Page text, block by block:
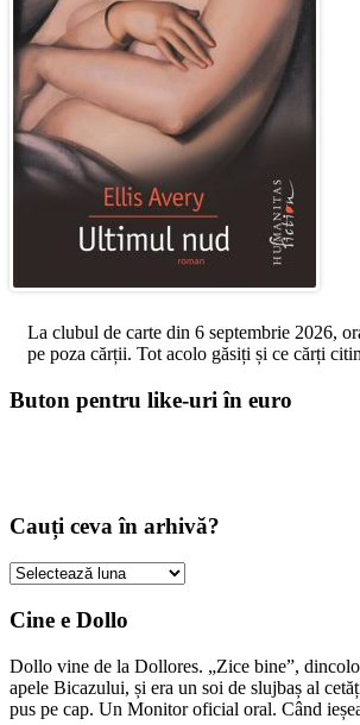
La clubul de carte din 6 septembrie 2026,
pe poza cărții. Tot acolo găsiți și ce cărți
Buton pentru like-uri în euro
Cauți ceva în arhivă?
Cauți
în
Cine e Dollo
Dollo vine de la Dollores. „Zice bine”,
apele Bicazului, și era un soi de slujbaș al
pus pe cap. Un Monitor oficial oral. Când